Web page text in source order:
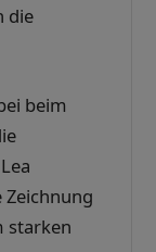
die
beim
Zeichnung
starken